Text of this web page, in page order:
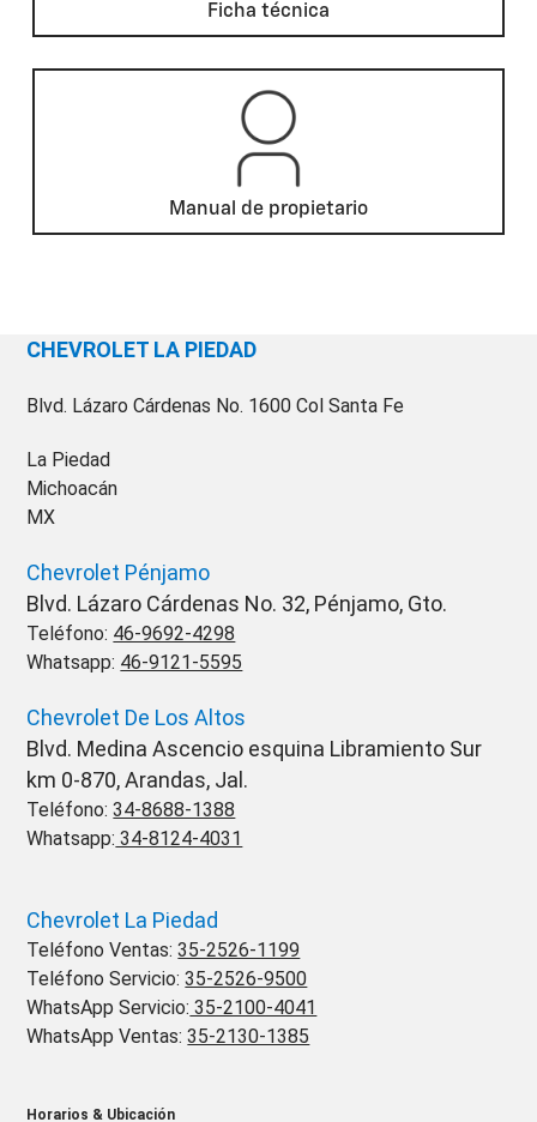
Ficha técnica
Manual de propietario